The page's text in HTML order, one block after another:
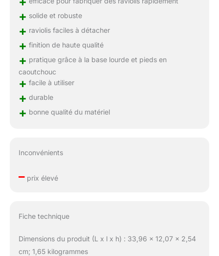
+ solide et robuste
+ raviolis faciles à détacher
+ finition de haute qualité
+ pratique grâce à la base lourde et pieds en
caoutchouc
+ facile à utiliser
+ durable
+ bonne qualité du matériel
Inconvénients
–prix élevé
Fiche technique
Dimensions du produit (L x l x h) : 33,96 x 12,07 x 2,54
cm; 1,65 kilogrammes